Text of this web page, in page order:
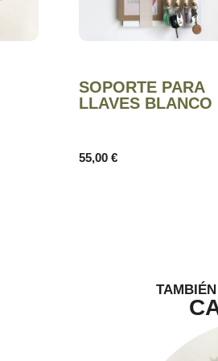
SOPORTE PARA
LLAVES BLANCO
55,00 €